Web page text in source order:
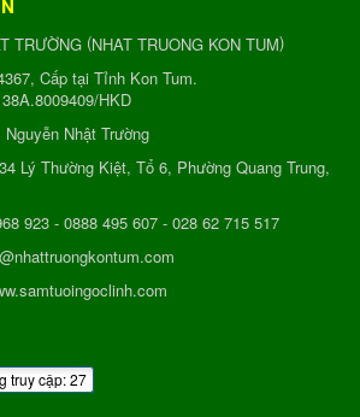
TRƯỜNG (NHAT TRUONG KON TUM)
Cấp tại Tỉnh Kon Tum.
HKD
Nguyễn Nhật Trường
34 Lý Thường Kiệt, Tổ 6, Phường Quang Trung,
923 - 0888 495 607 - 028 62 715 517
truy cập: 27